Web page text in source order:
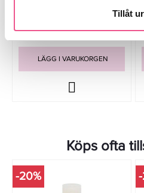
Tillåt
LÄGG I VARUKORGEN
Köps ofta
-20%